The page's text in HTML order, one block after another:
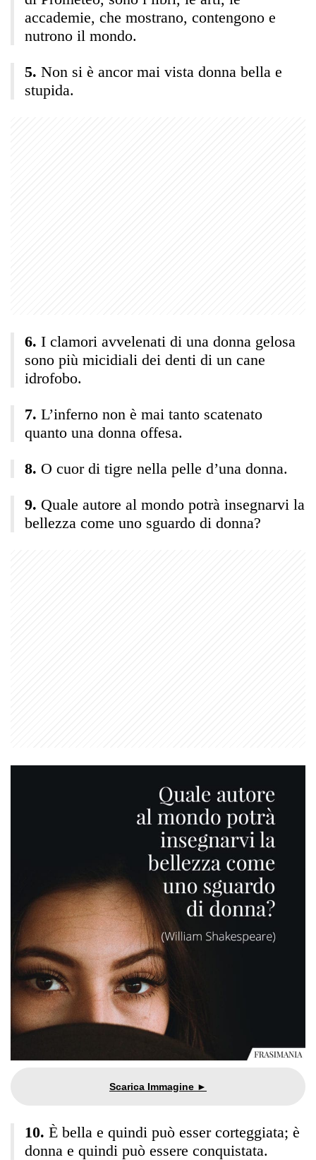
accademie, che mostrano, contengono e
nutrono il mondo.
Non si è ancor mai vista donna bella e
stupida.
I clamori avvelenati di una donna gelosa
sono più micidiali dei denti di un cane
idrofobo.
L’inferno non è mai tanto scatenato
quanto una donna offesa.
O cuor di tigre nella pelle d’una donna.
Quale autore al mondo potrà insegnarvi la
bellezza come uno sguardo di donna?
È bella e quindi può esser corteggiata; è
donna e quindi può essere conquistata.